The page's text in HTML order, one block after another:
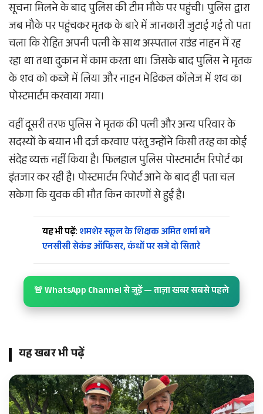
सूचना मिलने के बाद पुलिस की टीम मौके पर पहुंची। पुलिस द्वारा
जब मौके पर पहुंचकर मृतक के बारे में जानकारी जुटाई गई तो पता
चला कि रोहित अपनी पत्नी के साथ अस्पताल राउंड नाहन में रह
रहा था तथा दुकान में काम करता था। जिसके बाद पुलिस ने मृतक
के शव को कब्जे में लिया और नाहन मेडिकल कॉलेज में शव का
पोस्टमार्टम करवाया गया।
वहीं दूसरी तरफ पुलिस ने मृतक की पत्नी और अन्य परिवार के
सदस्यों के बयान भी दर्ज करवाए परंतु उन्होंने किसी तरह का कोई
संदेह व्यक्त नहीं किया है। फिलहाल पुलिस पोस्टमार्टम रिपोर्ट का
इंतजार कर रही है। पोस्टमार्टम रिपोर्ट आने के बाद ही पता चल
सकेगा कि युवक की मौत किन कारणों से हुई है।
यह भी पढ़ें: शमशेर स्कूल के शिक्षक अमित शर्मा बने
एनसीसी सेकंड ऑफिसर, कंधों पर सजे दो सितारे
🚨 WhatsApp Channel से जुड़ें — ताज़ा खबर सबसे पहले
यह खबर भी पढ़ें